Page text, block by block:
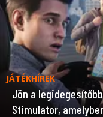
JÁTÉKHÍREK
Jön a
Stimulator,